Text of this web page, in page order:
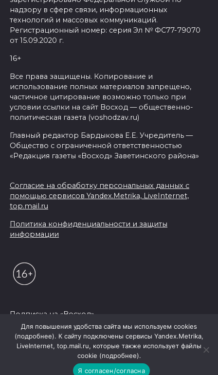
надзору в сфере связи, информационных
технологий и массовых коммуникаций.
Регистрационный номер: серия Эл № ФС77-79070
от 15.09.2020 г.
16+
Все права защищены. Копирование и
использование полных материалов запрещено,
частичное цитирование возможно только при
условии ссылки на сайт Восход — общественно-
политическая газета (voshodzav.ru)
Главный редактор Бардыкова Е.Е. Учредитель —
Общество с ограниченной ответственностью
«Редакция газеты «Восход» Заветинского района»
Согласие на обработку персональных данных с
помощью сервисов Yandex.Metrika, LiveInternet,
top.mail.ru
Политика конфиденциальности и защиты
информации
Подписка на «Восход»
© 2026 Редакция "Восход"
Для повышения удобства сайта мы используем cookies
(подробнее). К сайту подключены сервисы Yandex.Metrika,
LiveInternet, top.mail.ru, которые также использует файлы
cookie (подробнее).
Я согласен/согласна